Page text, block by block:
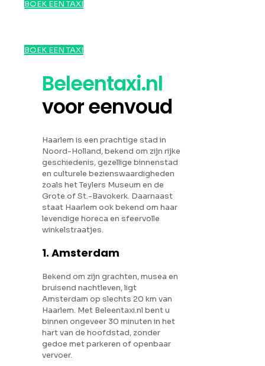
BOEK EEN TAXI
BOEK EEN TAXI
Beleentaxi.nl
voor eenvoud
Haarlem is een prachtige stad in
Noord-Holland, bekend om zijn rijke
geschiedenis, gezellige binnenstad
en culturele bezienswaardigheden
zoals het Teylers Museum en de
Grote of St.-Bavokerk. Daarnaast
staat Haarlem ook bekend om haar
levendige horeca en sfeervolle
winkelstraatjes.
1. Amsterdam
Bekend om zijn grachten, musea en
bruisend nachtleven, ligt
Amsterdam op slechts 20 km van
Haarlem. Met Beleentaxi.nl bent u
binnen ongeveer 30 minuten in het
hart van de hoofdstad, zonder
gedoe met parkeren of openbaar
vervoer.